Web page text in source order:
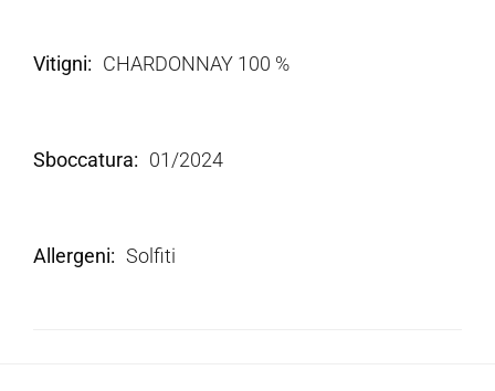
Vitigni CHARDONNAY 100 %
Sboccatura 01/2024
Allergeni Solfiti